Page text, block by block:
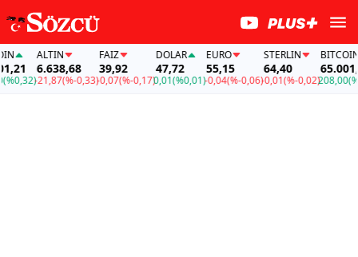
ALTIN
6.638,68
-21,87(%-0,33)
FAİZ
39,92
-0,07(%-0,17)
DOLAR
47,72
0,01(%0,01)
EURO
55,15
-0,04(%-0,06)
STERLIN
64,40
-0,01(%-0,02)
BITCOIN
208,00